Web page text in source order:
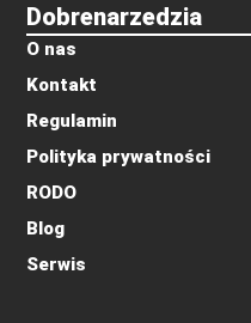
Dobrenarzedzia
O nas
Kontakt
Regulamin
Polityka prywatności
RODO
Blog
Serwis